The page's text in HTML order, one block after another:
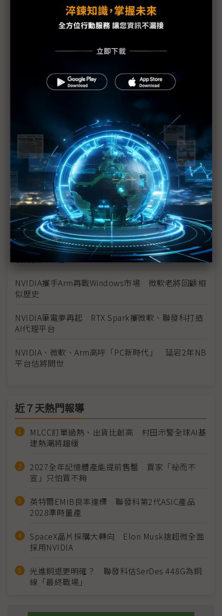
NVIDIA進軍WoA市場 AI PC從CPU規格戰轉向生態
微軟攜NVIDIA搶攻代理式AI時代 推Surface RTX
黃仁勳攜蔡力行揭RTX Spark開發歷程 聯發科卡位
黃仁勳揭五大成長引擎 Vera將成為全球部署量最大
的AI CPU架構之一
NVIDIA、聯發科聯軍正面進攻AI PC 高通：歡迎加
入WoA大家庭
NB市況冰火交織 蘋果低價搶市、NVIDIA聯發科攻
高階AI PC
Arm陣營添NVIDIA強援 x86最大難關非新對手
Arm：沒台灣就沒有Arm Agent AI將刺激PC產業規
模再擴大10倍
NVIDIA攜手Arm再戰Windows市場 微軟老將回顧相
似歷史
NVIDIA筆電夢再起 RTX Spark攜微軟、聯發科打造
AI代理平台
NVIDIA、微軟、Arm高呼「PC新時代」 延宕2年NB
平台估將問世
近７天熱門報導
MLCC訂單過熱、出貨比創高 村田示警全球AI基
建熱潮將趨緩
2027全年記憶體產能提前售罄 買家「祕而不
宣」只怕買不夠
英特爾EMIB良率達標 聯發科第2代ASIC產品
2028準時量產
SpaceX晶片採購大轉向 Elon Musk捨超微全面
採用NVIDIA
光進銅退更明確？ 聯發科估SerDes 448G為銅
線「最終戰場」